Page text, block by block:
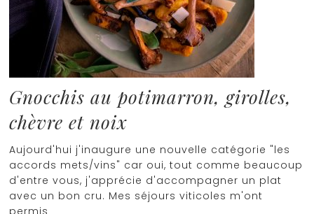
Gnocchis au potimarron, girolles,
chèvre et noix
Aujourd'hui j'inaugure une nouvelle catégorie "les
accords mets/vins" car oui, tout comme beaucoup
d'entre vous, j'apprécie d'accompagner un plat
avec un bon cru. Mes séjours viticoles m'ont